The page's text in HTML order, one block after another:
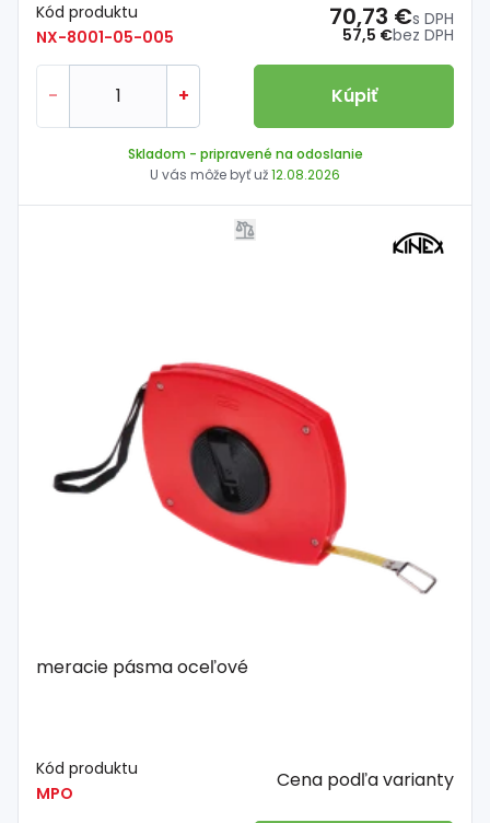
Kód produktu
NX-8001-05-005
57,5 €bez DPH
70,73 €s DPH
- + Kúpiť
Skladom - pripravené na odoslanie
U vás môže byť už12.08.2026
meracie pásma oceľové
Kód produktu
MPO
Cena podľa varianty